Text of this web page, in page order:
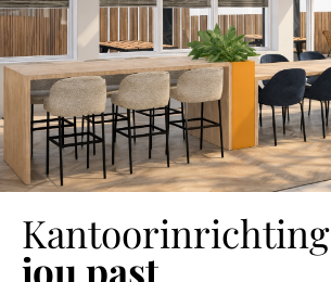
Kantoorinrichting
jou past